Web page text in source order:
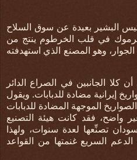
البشير بعيدة عن سوق السلاح
في قلب الخرطوم ينتج من
وهو المصنع الذي استهدفته
أن كلا الجانبين في الصراع الدائر
إيرانية مضادة للدبابات. ويقول
الموجهة المضادة للدبابات
واضح، فقد كانت هيئة التصنيع
تصنِّعها لعدة سنوات، ولهذا
السريع غنمتها من القواعد